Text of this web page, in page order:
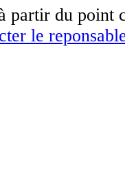
partir du point
le